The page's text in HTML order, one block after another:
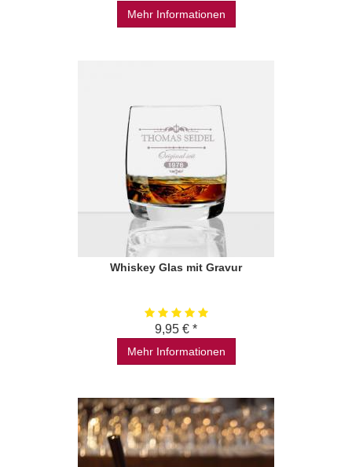
Mehr Informationen
Whiskey Glas mit Gravur
9,95 € *
Mehr Informationen